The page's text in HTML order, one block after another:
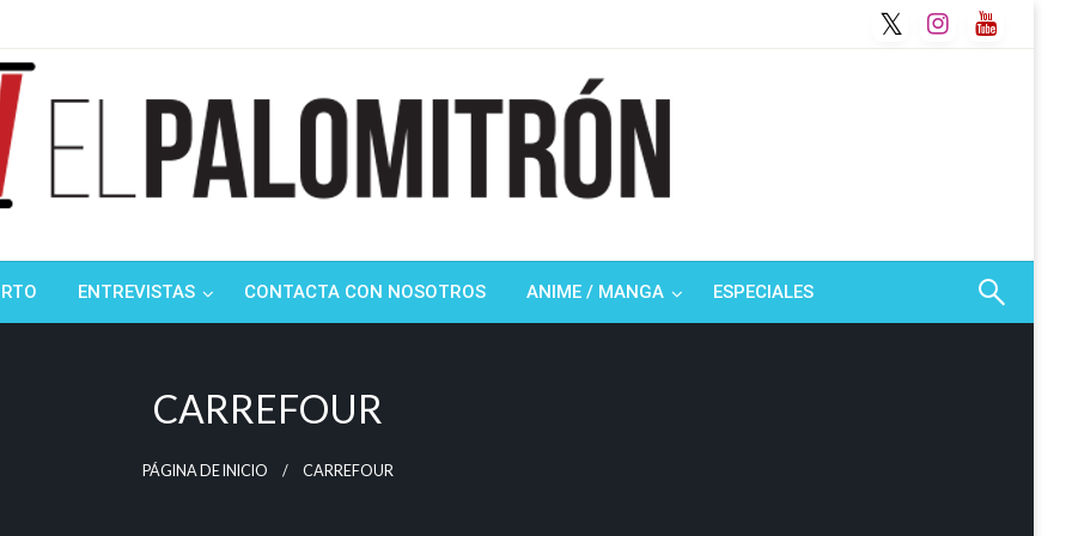
ENTREVISTAS CONTACTA CON NOSOTROS ANIME / MANGA ESPECIALES
CARREFOUR
PÁGINA DE INICIO CARREFOUR